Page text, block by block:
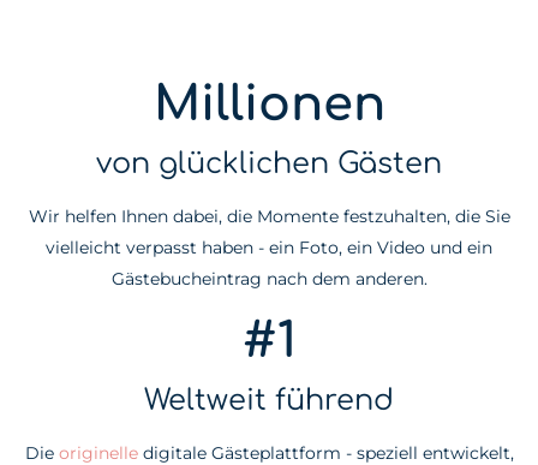
Millionen
von glücklichen Gästen
Wir helfen Ihnen dabei, die Momente festzuhalten, die Sie
vielleicht verpasst haben - ein Foto, ein Video und ein
Gästebucheintrag nach dem anderen.
#1
Weltweit führend
Die originelledigitale Gästeplattform - speziell entwickelt,